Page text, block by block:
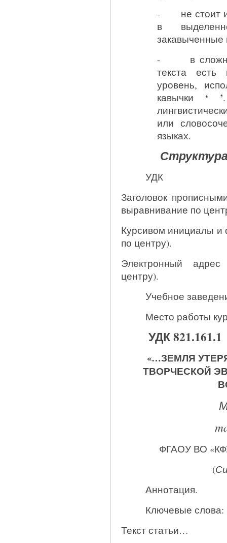
- не стоит
в
закавыченные
- в сложных
текста есть
уровень,
кавычки ‘ ’
или
языках.
УДК
Заголовок
выравнивание по
Курсивом инициалы
по центру).
Электронный
центру).
Учебное
Место работы
УДК 821.161.1
«…ЗЕМЛЯ
ТВОРЧЕСКОЙ
ФГАОУ ВО
(
Аннотация.
Ключевые слова:
Текст статьи…